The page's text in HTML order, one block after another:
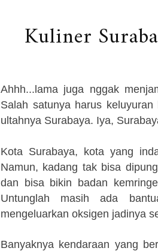
Kuliner
Ahhh...lama juga nggak
Salah satunya harus
ultahnya Surabaya. Iya,
Kota Surabaya, kota yang
Namun, kadang tak bisa
dan bisa bikin badan
Untunglah masih ada
mengeluarkan oksigen jadinya
Banyaknya kendaraan yang